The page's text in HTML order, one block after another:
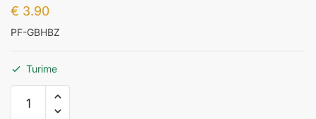
€ 3.90
PF-GBHBZ
Turime
kiekis: